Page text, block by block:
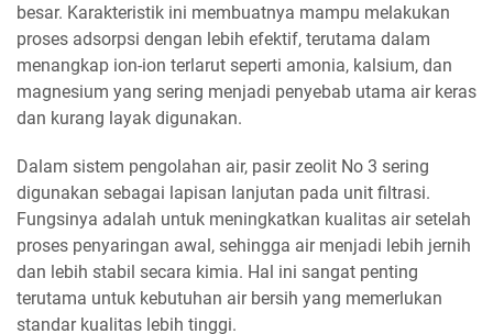
besar. Karakteristik ini membuatnya mampu melakukan
proses adsorpsi dengan lebih efektif, terutama dalam
menangkap ion-ion terlarut seperti amonia, kalsium, dan
magnesium yang sering menjadi penyebab utama air keras
dan kurang layak digunakan.
Dalam sistem pengolahan air, pasir zeolit No 3 sering
digunakan sebagai lapisan lanjutan pada unit filtrasi.
Fungsinya adalah untuk meningkatkan kualitas air setelah
proses penyaringan awal, sehingga air menjadi lebih jernih
dan lebih stabil secara kimia. Hal ini sangat penting
terutama untuk kebutuhan air bersih yang memerlukan
standar kualitas lebih tinggi.